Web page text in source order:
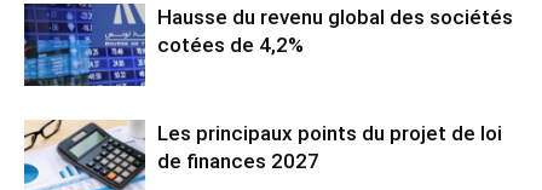
Hausse du revenu global des sociétés
cotées de 4,2%
Les principaux points du projet de loi
de finances 2027